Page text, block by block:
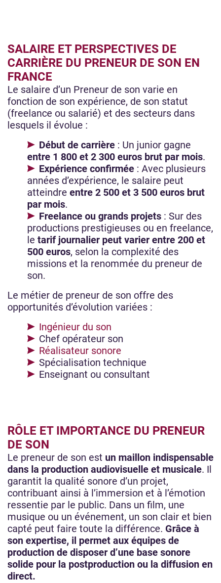
SALAIRE ET PERSPECTIVES DE
CARRIÈRE DU PRENEUR DE SON EN
FRANCE
Le salaire d’un Preneur de son varie en
fonction de son expérience, de son statut
(freelance ou salarié) et des secteurs dans
lesquels il évolue :
Début de carrière : Un junior gagne
entre 1 800 et 2 300 euros brut par mois.
Expérience confirmée : Avec plusieurs
années d’expérience, le salaire peut
atteindre entre 2 500 et 3 500 euros brut
par mois.
Freelance ou grands projets : Sur des
productions prestigieuses ou en freelance,
le tarif journalier peut varier entre 200 et
500 euros, selon la complexité des
missions et la renommée du preneur de
son.
Le métier de preneur de son offre des
opportunités d’évolution variées :
Ingénieur du son
Chef opérateur son
Réalisateur sonore
Spécialisation technique
Enseignant ou consultant
RÔLE ET IMPORTANCE DU PRENEUR
DE SON
Le preneur de son est un maillon indispensable
dans la production audiovisuelle et musicale. Il
garantit la qualité sonore d’un projet,
contribuant ainsi à l’immersion et à l’émotion
ressentie par le public. Dans un film, une
musique ou un événement, un son clair et bien
capté peut faire toute la différence. Grâce à
son expertise, il permet aux équipes de
production de disposer d’une base sonore
solide pour la postproduction ou la diffusion en
direct.